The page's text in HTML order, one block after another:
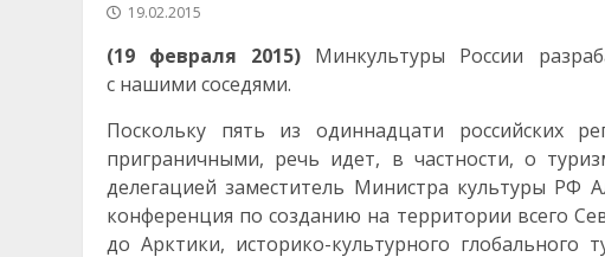
19.02.2015
(19 февраля 2015) Минкультуры России
с нашими соседями.
Поскольку пять из одиннадцати российских
приграничными, речь идет, в частности, о
делегацией заместитель Министра культуры
конференция по созданию на территории всего
до Арктики, историко-культурного глобального